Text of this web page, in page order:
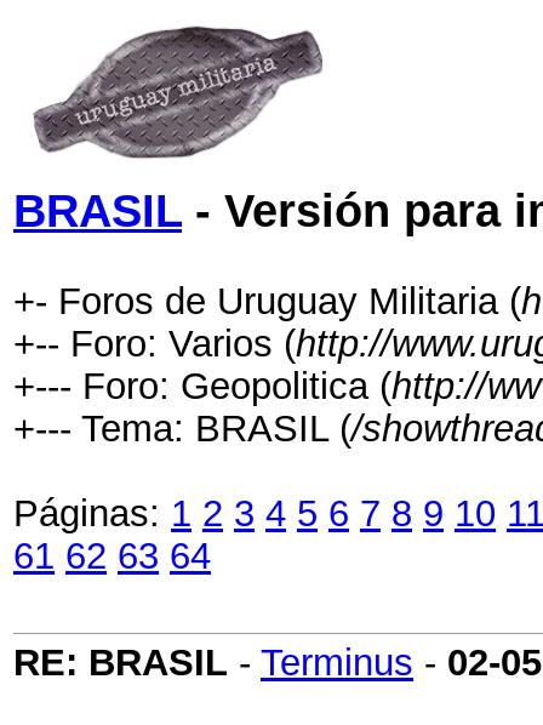
BRASIL - Versión para
+- Foros de Uruguay Militaria (
+-- Foro: Varios (http://
+--- Foro: Geopolitica (http://
+--- Tema: BRASIL (/
Páginas: 1 2 3 4 5 6 7 8 9 10
61 62 63 64
RE: BRASIL - Terminus - 02-